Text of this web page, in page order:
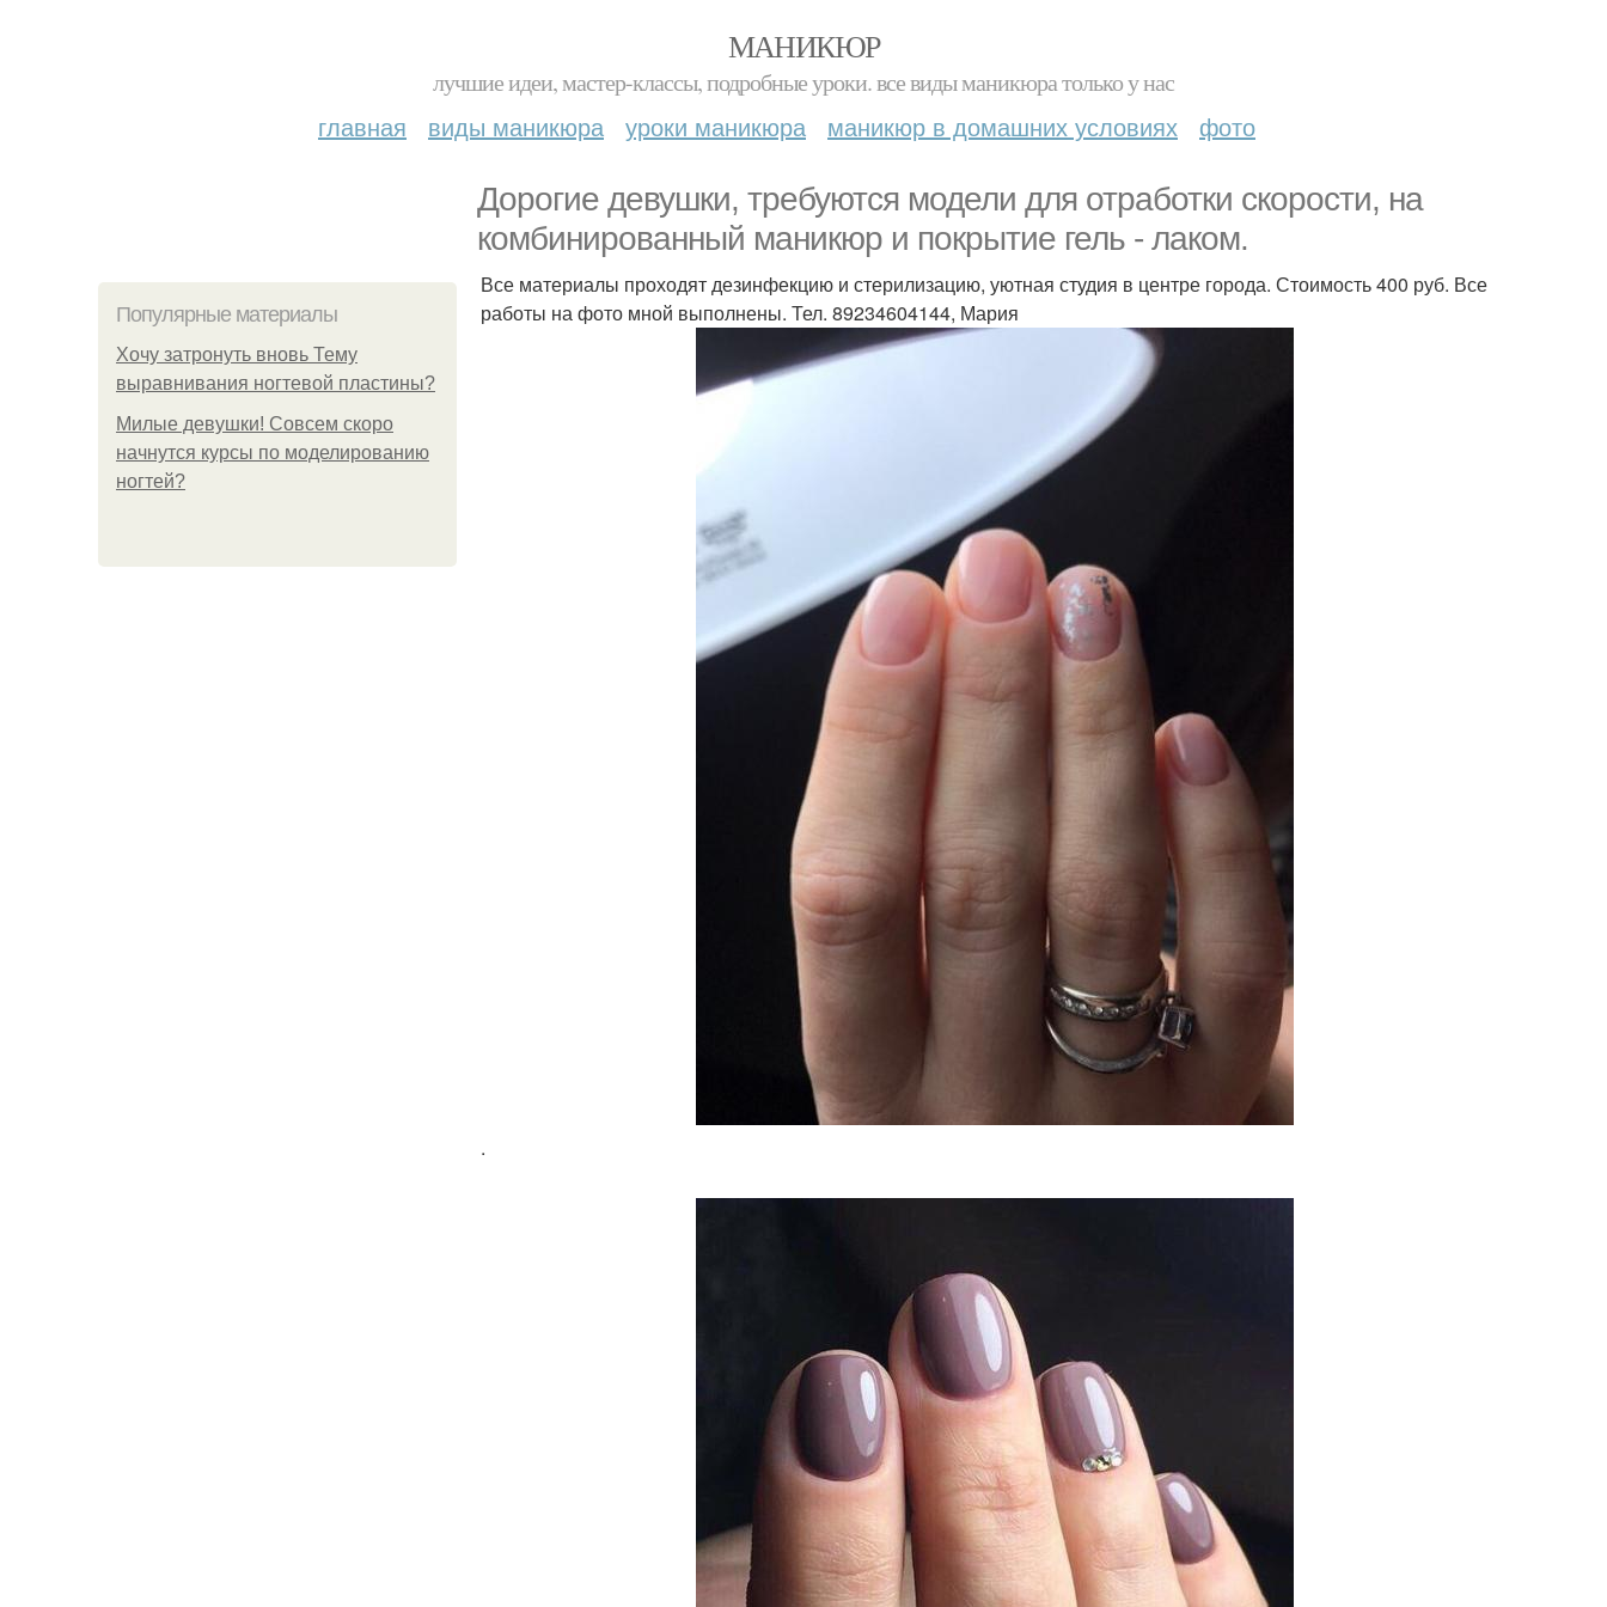
МАНИКЮР
лучшие идеи, мастер-классы, подробные уроки. все виды маникюра только у нас
главная виды маникюра уроки маникюра маникюр в домашних условиях фото
Дорогие девушки, требуются модели для отработки скорости, на
комбинированный маникюр и покрытие гель - лаком.
Популярные материалы
Хочу затронуть вновь Тему
выравнивания ногтевой пластины?
Милые девушки! Совсем скоро
начнутся курсы по моделированию
ногтей?
Все материалы проходят дезинфекцию и стерилизацию, уютная студия в центре города. Стоимость 400 руб. Все
работы на фото мной выполнены. Тел. 89234604144, Мария
.